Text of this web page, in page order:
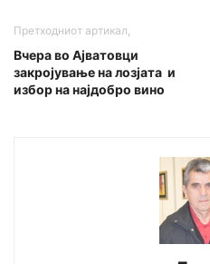
Претходниот артикал,
Вчера во Ајватовци
закројување на лозјата и
избор на најдобро вино